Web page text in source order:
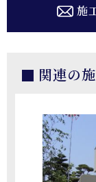
施
関連の